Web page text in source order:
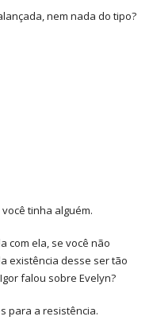
nem nada do tipo?
tinha alguém.
com ela, se você não
existência desse ser tão
falou sobre Evelyn?
para a resistência.